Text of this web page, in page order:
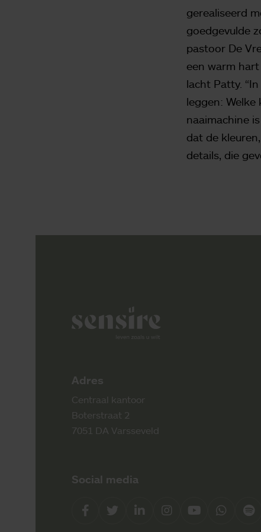
gerealiseerd
goedgevulde
pastoor De
een warm
lacht Patty.
leggen:
naaimachine
dat de
details, die
Adres
Centraal kantoor
Boterstraat 2
7051 DA Varsseveld
Social media
FacebookTwitterLinkedInInstagramYouTubeWhatsapp